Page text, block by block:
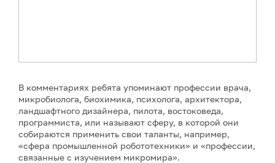
В комментариях ребята упоминают профессии врача,
микробиолога, биохимика, психолога, архитектора,
ландшафтного дизайнера, пилота, востоковеда,
программиста, или называют сферу, в которой они
собираются применить свои таланты, например,
«сфера промышленной робототехники» и «профессии,
связанные с изучением микромира».